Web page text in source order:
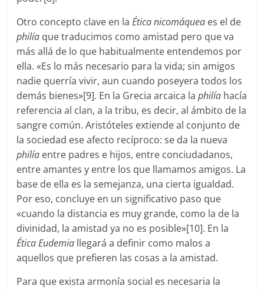
Otro concepto clave en laÉtica nicomáquea es el de
philía que traducimos como amistad pero que va
más allá de lo que habitualmente entendemos por
ella. «Es lo más necesario para la vida; sin amigos
nadie querría vivir, aun cuando poseyera todos los
demás bienes»[9]. En la Grecia arcaica laphilía hacía
referencia al clan, a la tribu, es decir, al ámbito de la
sangre común. Aristóteles extiende al conjunto de
la sociedad ese afecto recíproco: se da la nueva
philía entre padres e hijos, entre conciudadanos,
entre amantes y entre los que llamamos amigos. La
base de ella es la semejanza, una cierta igualdad.
Por eso, concluye en un significativo paso que
«cuando la distancia es muy grande, como la de la
divinidad, la amistad ya no es posible»[10]. En la
Ética Eudemia llegará a definir como malos a
aquellos que prefieren las cosas a la amistad.
Para que exista armonía social es necesaria la